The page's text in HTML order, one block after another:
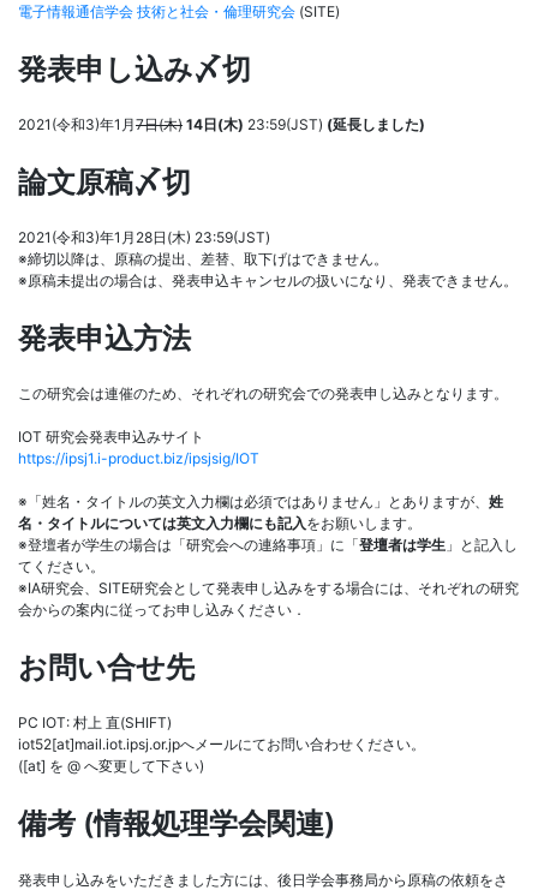
電子情報通信学会 技術と社会・倫理研究会 (SITE)
発表申し込み〆切
2021(令和3)年1月7日(木) 14日(木) 23:59(JST) (延長しました)
論文原稿〆切
2021(令和3)年1月28日(木) 23:59(JST)
※締切以降は、原稿の提出、差替、取下げはできません。
※原稿未提出の場合は、発表申込キャンセルの扱いになり、発表できません。
発表申込方法
この研究会は連催のため、それぞれの研究会での発表申し込みとなります。
IOT 研究会発表申込みサイト
https://ipsj1.i-product.biz/ipsjsig/IOT
※「姓名・タイトルの英文入力欄は必須ではありません」とありますが、 姓
名・タイトルについては英文入力欄にも記入をお願いします。
※登壇者が学生の場合は「研究会への連絡事項」に「登壇者は学生 」と記入し
てください。
※IA研究会、SITE研究会として発表申し込みをする場合には、それぞれの研究
会からの案内に従ってお申し込みください．
お問い合せ先
PC IOT: 村上 直(SHIFT)
iot52[at]mail.iot.ipsj.or.jpへメールにてお問い合わせください。
([at] を @ へ変更して下さい)
備考 (情報処理学会関連)
発表申し込みをいただきました方には、後日学会事務局から原稿の依頼をさ